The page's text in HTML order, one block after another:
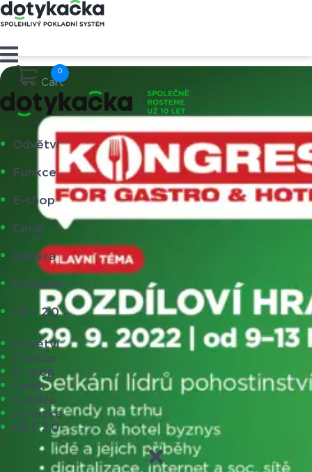
Cart
Odvětví
Funkce
E-shop
Ceník
Kariéra
Schůzka
EET 2.0
Odvětví
Funkce
E-shop
Ceník
Kariéra
Schůzka
EET 2.0